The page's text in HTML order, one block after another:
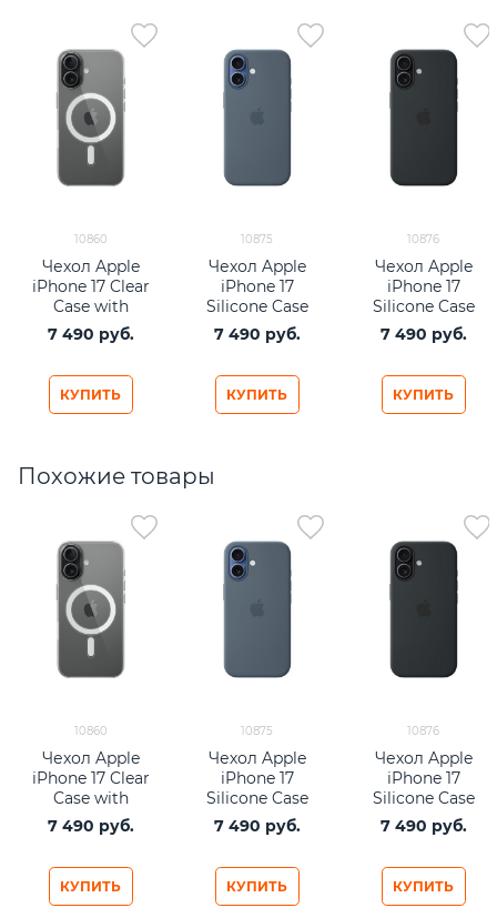
10860
Чехол Apple
iPhone 17 Clear
Case with
MagSafe
7 490 руб.
КУПИТЬ
10875
Чехол Apple
iPhone 17
Silicone Case
with MagSafe
Anchor Blue
7 490 руб.
КУПИТЬ
10876
Чехол Apple
iPhone 17
Silicone Case
with MagSafe
Black
7 490 руб.
КУПИТЬ
Похожие товары
10860
Чехол Apple
iPhone 17 Clear
Case with
MagSafe
7 490 руб.
КУПИТЬ
10875
Чехол Apple
iPhone 17
Silicone Case
with MagSafe
Anchor Blue
7 490 руб.
КУПИТЬ
10876
Чехол Apple
iPhone 17
Silicone Case
with MagSafe
Black
7 490 руб.
КУПИТЬ